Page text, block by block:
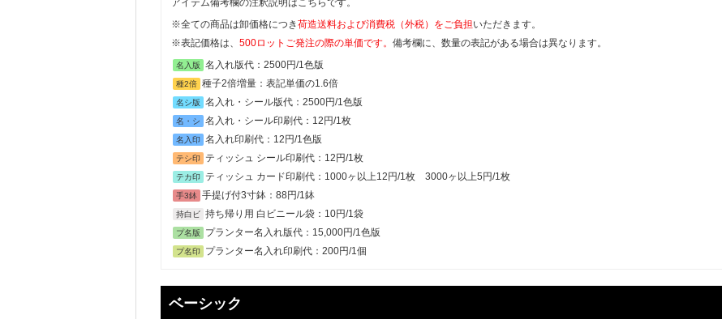
※全ての商品は卸価格につき荷造送料および消費税（外税）をご負担いただきます。
※表記価格は、 500ロットご発注の際の単価です。 備考欄に、数量の表記がある場合は異なります。
名入版 名入れ版代：2500円/1色版
種2倍 種子2倍増量：表記単価の1.6倍
名シ版 名入れ・シール版代：2500円/1色版
名・シ 名入れ・シール印刷代：12円/1枚
名入印 名入れ印刷代：12円/1色版
テシ印 ティッシュ シール印刷代：12円/1枚
テカ印 ティッシュ カード印刷代：1000ヶ以上12円/1枚 3000ヶ以上5円/1枚
手3鉢 手提げ付3寸鉢：88円/1鉢
持白ビ 持ち帰り用 白ビニール袋：10円/1袋
プ名版 プランター名入れ版代：15,000円/1色版
プ名印 プランター名入れ印刷代：200円/1個
ベーシック